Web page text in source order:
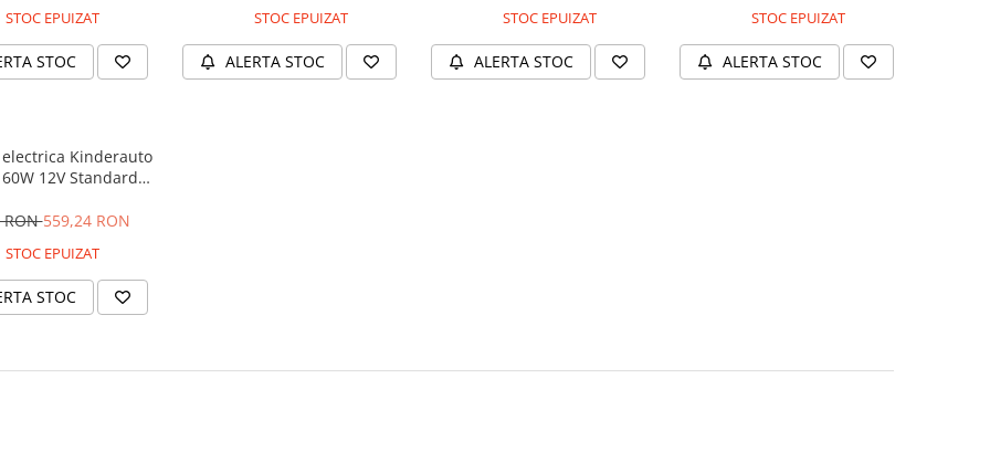
STOC EPUIZAT
STOC
STOC EPUIZAT
ALERTA STOC
STOC EPUIZAT
ALERTA STOC
STOC EPUIZAT
ALERTA STOC
Kinderauto
60W 12V Standard,
RON559,24 RON
STOC EPUIZAT
STOC